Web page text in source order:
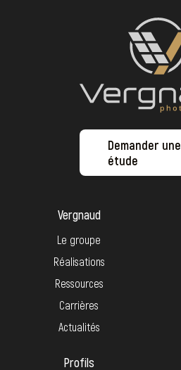
Demander une
étude
Vergnaud
Le groupe
Réalisations
Ressources
Carrières
Actualités
Profils